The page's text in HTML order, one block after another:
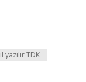
yazılır TDK